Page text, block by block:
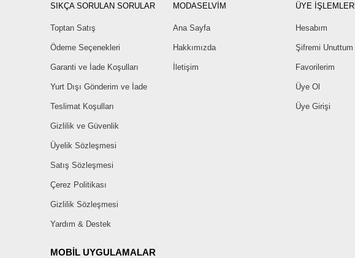
SIKÇA SORULAN SORULAR
Toptan Satış
Ödeme Seçenekleri
Garanti ve İade Koşulları
Yurt Dışı Gönderim ve İade
Teslimat Koşulları
Gizlilik ve Güvenlik
Üyelik Sözleşmesi
Satış Sözleşmesi
Çerez Politikası
Gizlilik Sözleşmesi
Yardım & Destek
MODASELVİM
Ana Sayfa
Hakkımızda
İletişim
ÜYE İŞLEMLERİ
Hesabım
Şifremi Unuttum
Favorilerim
Üye Ol
Üye Girişi
MOBİL UYGULAMALAR